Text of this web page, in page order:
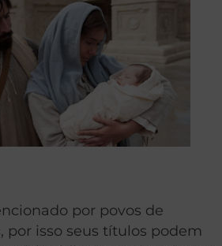
por povos de
por isso seus títulos podem